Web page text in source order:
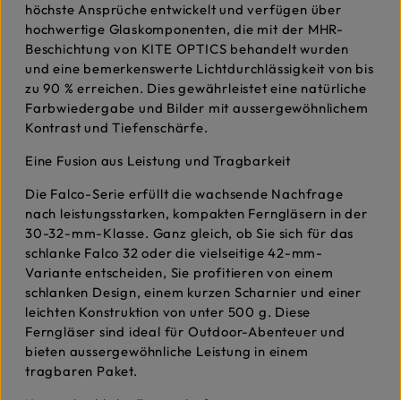
höchste Ansprüche entwickelt und verfügen über
hochwertige Glaskomponenten, die mit der MHR-
Beschichtung von KITE OPTICS behandelt wurden
und eine bemerkenswerte Lichtdurchlässigkeit von bis
zu 90 % erreichen. Dies gewährleistet eine natürliche
Farbwiedergabe und Bilder mit aussergewöhnlichem
Kontrast und Tiefenschärfe.
Eine Fusion aus Leistung und Tragbarkeit
Die Falco-Serie erfüllt die wachsende Nachfrage
nach leistungsstarken, kompakten Ferngläsern in der
30-32-mm-Klasse. Ganz gleich, ob Sie sich für das
schlanke Falco 32 oder die vielseitige 42-mm-
Variante entscheiden, Sie profitieren von einem
schlanken Design, einem kurzen Scharnier und einer
leichten Konstruktion von unter 500 g. Diese
Ferngläser sind ideal für Outdoor-Abenteuer und
bieten aussergewöhnliche Leistung in einem
tragbaren Paket.